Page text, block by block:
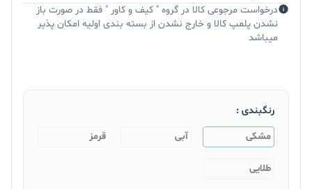
درخواست مرجوعی کالا در گروه " کیف و کاور " فقط در صورت باز
نشدن پلمپ کالا و خارج نشدن از بسته بندی اولیه امکان پذیر
میباشد
رنگبندی :
مشکی
آبی قرمز
طلایی